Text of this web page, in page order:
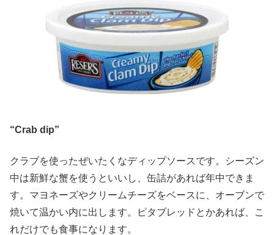
“Crab dip”
クラブを使ったぜいたくなディップソースです。シーズン
中は新鮮な蟹を使うといいし、缶詰があれば年中できま
す。マヨネーズやクリームチーズをベースに、オーブンで
焼いて温かい内に出します。ピタブレッドとかあれば、こ
れだけでも食事になります。